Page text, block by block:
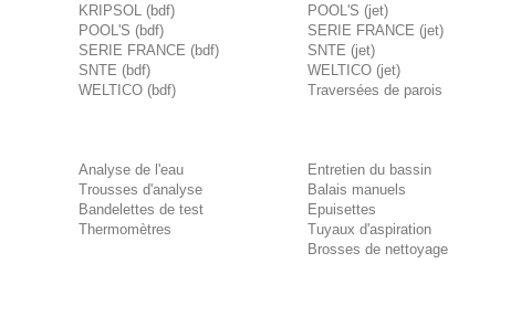
KRIPSOL (bdf)
POOL'S (bdf)
SERIE FRANCE (bdf)
SNTE (bdf)
WELTICO (bdf)
POOL'S (jet)
SERIE FRANCE (jet)
SNTE (jet)
WELTICO (jet)
Traversées de parois
Analyse de l'eau
Trousses d'analyse
Bandelettes de test
Thermomètres
Entretien du bassin
Balais manuels
Epuisettes
Tuyaux d'aspiration
Brosses de nettoyage